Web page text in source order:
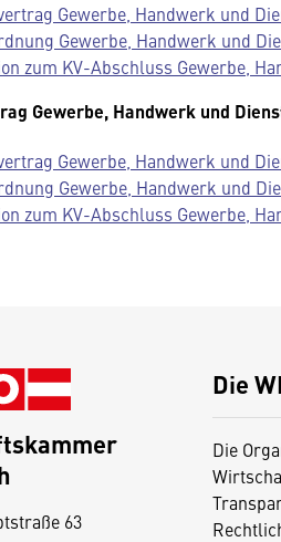
Gewerbe, Handwerk und
Gewerbe, Handwerk und
zum KV-Abschluss Gewerbe,
Gewerbe, Handwerk und
Gewerbe, Handwerk und
Gewerbe, Handwerk und
zum KV-Abschluss Gewerbe,
Die
Die
63